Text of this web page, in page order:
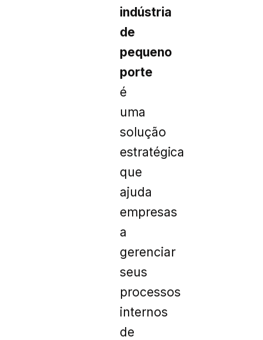
indústria
de
pequeno
porte
é
uma
solução
estratégica
que
ajuda
empresas
a
gerenciar
seus
processos
internos
de